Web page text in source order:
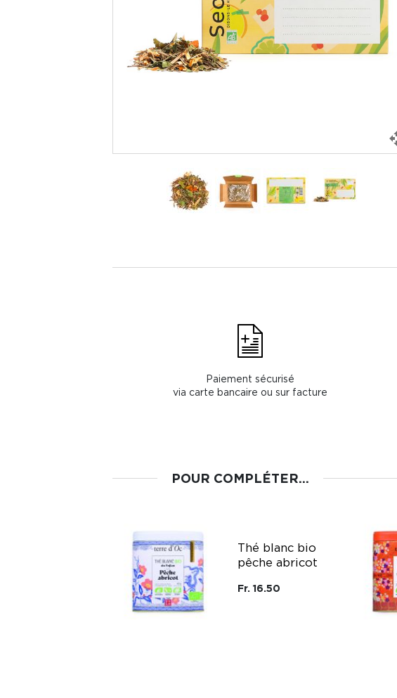
Paiement sécurisé
via carte bancaire ou sur facture
POUR COMPLÉTER...
Thé blanc bio
pêche abricot
Fr. 16.50